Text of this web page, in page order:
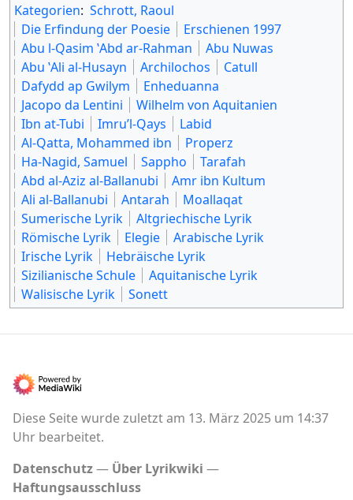
Kategorien: Schrott, Raoul
Die Erfindung der Poesie
Erschienen 1997
Abu l-Qasim ‛Abd ar-Rahman
Abu Nuwas
Abu ‛Ali al-Husayn
Archilochos
Catull
Dafydd ap Gwilym
Enheduanna
Jacopo da Lentini
Wilhelm von Aquitanien
Ibn at-Tubi
Imru’l-Qays
Labid
Al-Qatta, Mohammed ibn
Properz
Ha-Nagid, Samuel
Sappho
Tarafah
Abd al-Aziz al-Ballanubi
Amr ibn Kultum
Ali al-Ballanubi
Antarah
Moallaqat
Sumerische Lyrik
Altgriechische Lyrik
Römische Lyrik
Elegie
Arabische Lyrik
Irische Lyrik
Hebräische Lyrik
Sizilianische Schule
Aquitanische Lyrik
Walisische Lyrik
Sonett
Diese Seite wurde zuletzt am 13. März 2025 um 14:37
Uhr bearbeitet.
Datenschutz
Über Lyrikwiki
Haftungsausschluss